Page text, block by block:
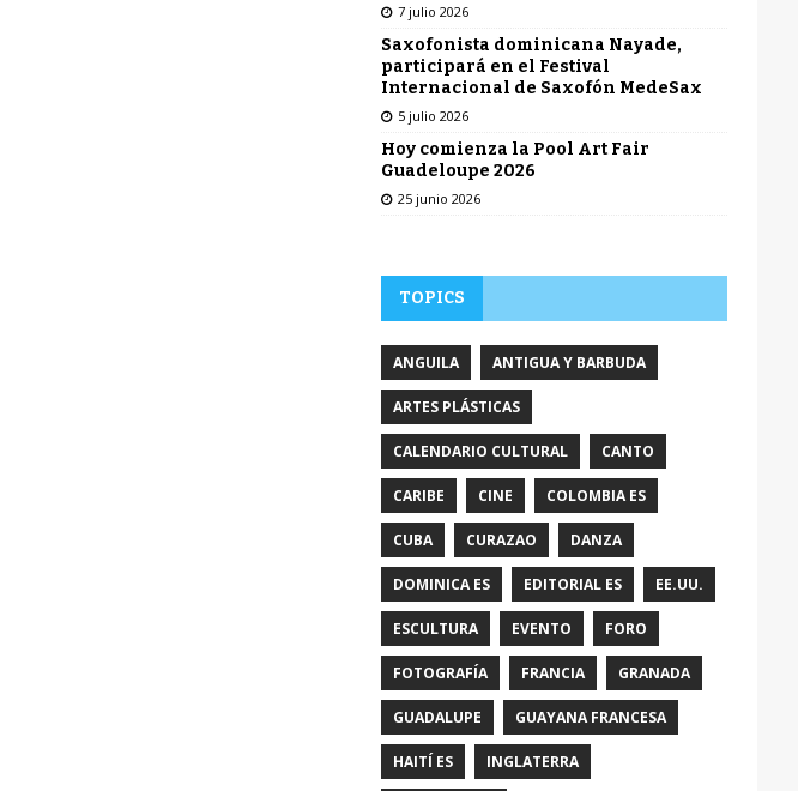
7 julio 2026
Saxofonista dominicana Nayade,
participará en el Festival
Internacional de Saxofón MedeSax
5 julio 2026
Hoy comienza la Pool Art Fair
Guadeloupe 2026
25 junio 2026
TOPICS
ANGUILA ANTIGUA Y BARBUDA
ARTES PLÁSTICAS
CALENDARIO CULTURAL CANTO
CARIBE CINE COLOMBIA ES
CUBA CURAZAO DANZA
DOMINICA ES EDITORIAL ES EE.UU.
ESCULTURA EVENTO FORO
FOTOGRAFÍA FRANCIA GRANADA
GUADALUPE GUAYANA FRANCESA
HAITÍ ES INGLATERRA